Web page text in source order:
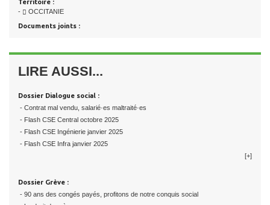
Territoire :
-
OCCITANIE
Documents joints :
LIRE AUSSI...
Dossier Dialogue social :
- Contrat mal vendu, salarié·es maltraité·es
- Flash CSE Central octobre 2025
- Flash CSE Ingénierie janvier 2025
- Flash CSE Infra janvier 2025
[+]
Dossier Grève :
- 90 ans des congés payés, profitons de notre conquis social